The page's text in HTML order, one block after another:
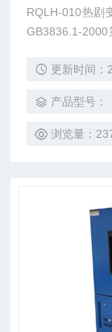
RQLH-010热剧
GB3836.1-2000
璃表面Z高温度
更新时间：
产品型号：
浏览量：